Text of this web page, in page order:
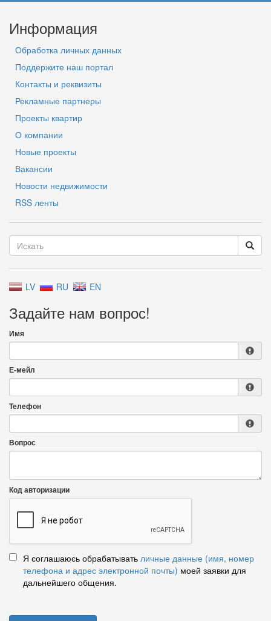
Информация
Обработка личных данных
Поддержите наш портал
Контакты и реквизиты
Рекламные партнеры
Проекты квартир
О компании
Новые проекты
Вакансии
Новости недвижимости
RSS ленты
LV RU EN
Задайте нам вопрос!
Имя
Е-мейл
Телефон
Вопрос
Код авторизации
Я соглашаюсь обрабатывать личные данные (имя, номер
телефона и адрес электронной почты) моей заявки для
дальнейшего общения.